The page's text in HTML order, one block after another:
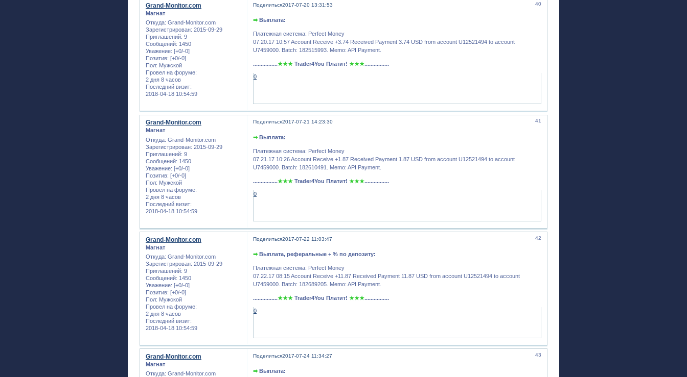
Поделиться 40
2017-07-20 13:31:53
Grand-Monitor.com
Магнат
Откуда: Grand-Monitor.com
Зарегистрирован: 2015-09-29
Приглашений: 9
Сообщений: 1450
Уважение: [+0/-0]
Позитив: [+0/-0]
Пол: Мужской
Провел на форуме:
2 дня 8 часов
Последний визит:
2018-04-18 10:54:59
➡Выплата:
Платежная система: Perfect Money
07.20.17 10:57 Account Receive +3.74 Received Payment 3.74 USD from account U12521494 to account
U7459000. Batch: 182515993. Memo: API Payment.
................★★★ Trader4You Платит!★★★................
0
Поделиться 41
2017-07-21 14:23:30
Grand-Monitor.com
Магнат
Откуда: Grand-Monitor.com
Зарегистрирован: 2015-09-29
Приглашений: 9
Сообщений: 1450
Уважение: [+0/-0]
Позитив: [+0/-0]
Пол: Мужской
Провел на форуме:
2 дня 8 часов
Последний визит:
2018-04-18 10:54:59
➡Выплата:
Платежная система: Perfect Money
07.21.17 10:26 Account Receive +1.87 Received Payment 1.87 USD from account U12521494 to account
U7459000. Batch: 182610491. Memo: API Payment.
................★★★ Trader4You Платит!★★★................
0
Поделиться 42
2017-07-22 11:03:47
Grand-Monitor.com
Магнат
Откуда: Grand-Monitor.com
Зарегистрирован: 2015-09-29
Приглашений: 9
Сообщений: 1450
Уважение: [+0/-0]
Позитив: [+0/-0]
Пол: Мужской
Провел на форуме:
2 дня 8 часов
Последний визит:
2018-04-18 10:54:59
➡Выплата, реферальные + % по депозиту:
Платежная система: Perfect Money
07.22.17 08:15 Account Receive +11.87 Received Payment 11.87 USD from account U12521494 to account
U7459000. Batch: 182689205. Memo: API Payment.
................★★★ Trader4You Платит!★★★................
0
Поделиться 43
2017-07-24 11:34:27
Grand-Monitor.com
Магнат
Откуда: Grand-Monitor.com
➡Выплата: